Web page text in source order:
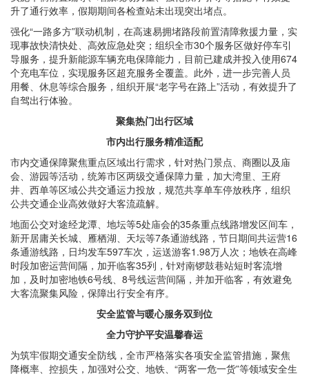
升了通行效率，假期期间各检查站未出现突出堵点。
强化“一路多方”联动机制，在高速易拥堵路段前置清障救援力量，实
现事故快清快处、高效应急处突；组织全市30个服务区做好停车引
导服务，提升新能源车辆充电保障能力，目前已建成并投入使用674
个充电车位，实现服务区超充服务全覆盖。此外，进一步完善人员
用餐、休息等综合服务，组织开展“老字号在路上”活动，有效提升了
自驾出行体验。
聚集热门出行区域
市内出行服务精准适配
市内交通保障聚焦重点区域出行需求，针对热门景点、商圈以及庙
会、游园等活动，统筹市区两级交通保障力量，加大湾里、王府
井、西单等区域公共交通运力投放，规范共享单车停放秩序，组织
公共交通企业高效做好大客流疏解。
地面公交对途经龙潭、地坛等5处庙会的35条重点线路增发区间车，
新开居庸关长城、雁栖湖、天坛等7条通游线路，节日期间共运营16
条通游线路，日均发车597车次，运送游客1.98万人次；地铁在高峰
时段加密运营间隔，加开临客35列，针对南锣鼓巷站短时客流增
加，及时加密地铁6号线、8号线运营间隔，并加开临客，有效避免
大客流聚集风险，保障出行安全有序。
安全监管与暖心服务双到位
全力守护平安温馨春运
为筑牢假期交通安全防线，全市严格落实各项安全监管措施，聚焦
降概率、控损失，加强对公交、地铁、“两客一危一货”等领域安全生